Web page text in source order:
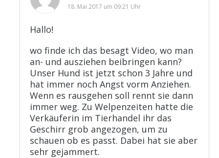
18. Mai 2017 um 09:21 Uhr
Hallo!
wo finde ich das besagt Video, wo man
an- und ausziehen beibringen kann?
Unser Hund ist jetzt schon 3 Jahre und
hat immer noch Angst vorm Anziehen.
Wenn es rausgehen soll rennt sie dann
immer weg. Zu Welpenzeiten hatte die
Verkäuferin im Tierhandel ihr das
Geschirr grob angezogen, um zu
schauen ob es passt. Dabei hat sie aber
sehr gejammert.